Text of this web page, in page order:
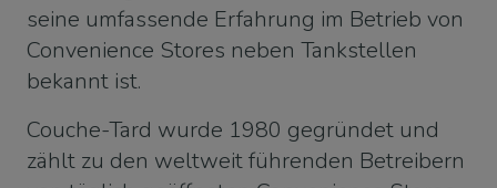
seine umfassende Erfahrung im Betrieb von
Convenience Stores neben Tankstellen
bekannt ist.
Couche-Tard wurde 1980 gegründet und
zählt zu den weltweit führenden Betreibern